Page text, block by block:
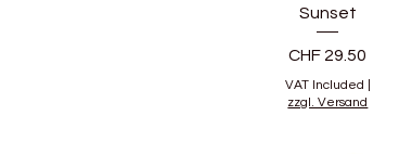
Sunset
Price
CHF 29.50
VAT Included
zzgl. Versand